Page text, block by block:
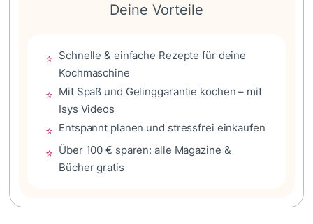
Deine Vorteile
⭐ Schnelle & einfache Rezepte für deine
Kochmaschine
⭐ Mit Spaß und Gelinggarantie kochen – mit
Isys Videos
⭐ Entspannt planen und stressfrei einkaufen
⭐ Über 100 € sparen: alle Magazine &
Bücher gratis